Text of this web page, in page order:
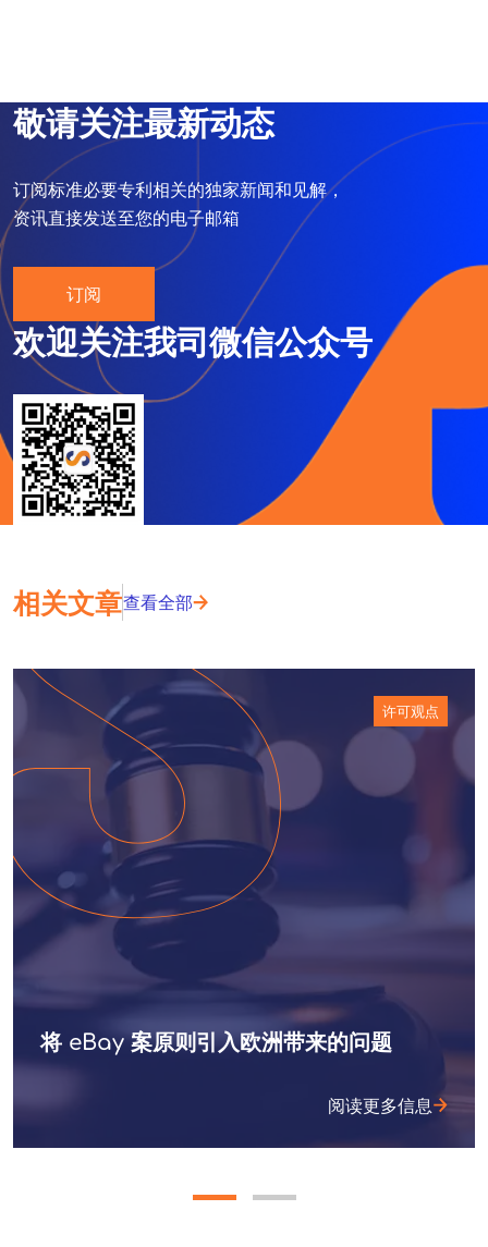
敬请关注最新动态
订阅标准必要专利相关的独家新闻和见解，
资讯直接发送至您的电子邮箱
订阅
欢迎关注我司微信公众号
相关文章查看全部
许可观点
将 eBay 案原则引入欧洲带来的问题
阅读更多信息